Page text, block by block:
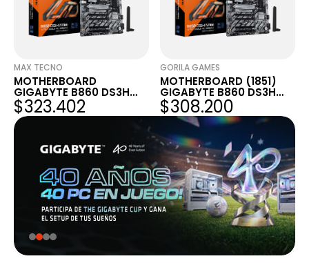
MAX TECNO
MOTHERBOARD
GIGABYTE B860 DS3H
WIFI6E LGA1851 DDR5
$323.402
GORILA GAMES
MOTHERBOARD (1851)
GIGABYTE B860 DS3H
WIFI6E LGA1851 DDR5
$308.200